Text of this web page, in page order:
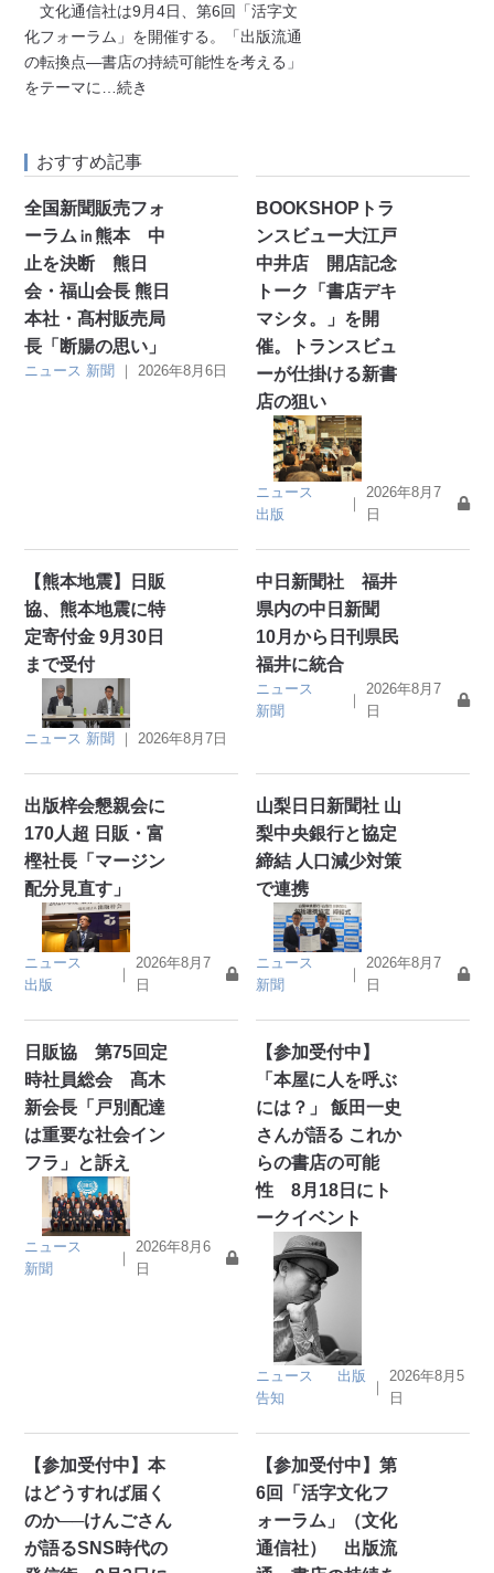
文化通信社は9月4日、第6回「活字文
化フォーラム」を開催する。「出版流通
の転換点―書店の持続可能性を考える」
をテーマに
…続き
おすすめ記事
全国新聞販売フォ
ーラム㏌熊本 中
止を決断 熊日
会・福山会長 熊日
本社・髙村販売局
長「断腸の思い」
ニュース 新聞 ｜2026年8月6日
BOOKSHOPトラ
ンスビュー大江戸
中井店 開店記念
トーク「書店デキ
マシタ。」を開
催。トランスビュ
ーが仕掛ける新書
店の狙い
ニュース
出版
｜
2026年8月7
日
【熊本地震】日販
協、熊本地震に特
定寄付金 9月30日
まで受付
ニュース 新聞 ｜2026年8月7日
中日新聞社 福井
県内の中日新聞
10月から日刊県民
福井に統合
ニュース
新聞
｜
2026年8月7
日
出版梓会懇親会に
170人超 日販・富
樫社長「マージン
配分見直す」
ニュース
出版
｜
2026年8月7
日
山梨日日新聞社 山
梨中央銀行と協定
締結 人口減少対策
で連携
ニュース
新聞
｜
2026年8月7
日
日販協 第75回定
時社員総会 髙木
新会長「戸別配達
は重要な社会イン
フラ」と訴え
ニュース
新聞
｜
2026年8月6
日
【参加受付中】
「本屋に人を呼ぶ
には？」 飯田一史
さんが語る これか
らの書店の可能
性 8月18日にト
ークイベント
ニュース
出版
告知
｜
2026年8月5
日
【参加受付中】本
はどうすれば届く
のか──けんごさん
が語るSNS時代の
【参加受付中】第
6回「活字文化フ
ォーラム」（文化
通信社） 出版流